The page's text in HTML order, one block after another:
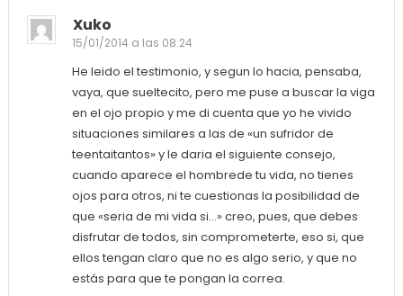
Xuko
15/01/2014 a las 08:24
He leido el testimonio, y segun lo hacia, pensaba,
vaya, que sueltecito, pero me puse a buscar la viga
en el ojo propio y me di cuenta que yo he vivido
situaciones similares a las de «un sufridor de
teentaitantos» y le daria el siguiente consejo,
cuando aparece el hombrede tu vida, no tienes
ojos para otros, ni te cuestionas la posibilidad de
que «seria de mi vida si…» creo, pues, que debes
disfrutar de todos, sin comprometerte, eso si, que
ellos tengan claro que no es algo serio, y que no
estás para que te pongan la correa.